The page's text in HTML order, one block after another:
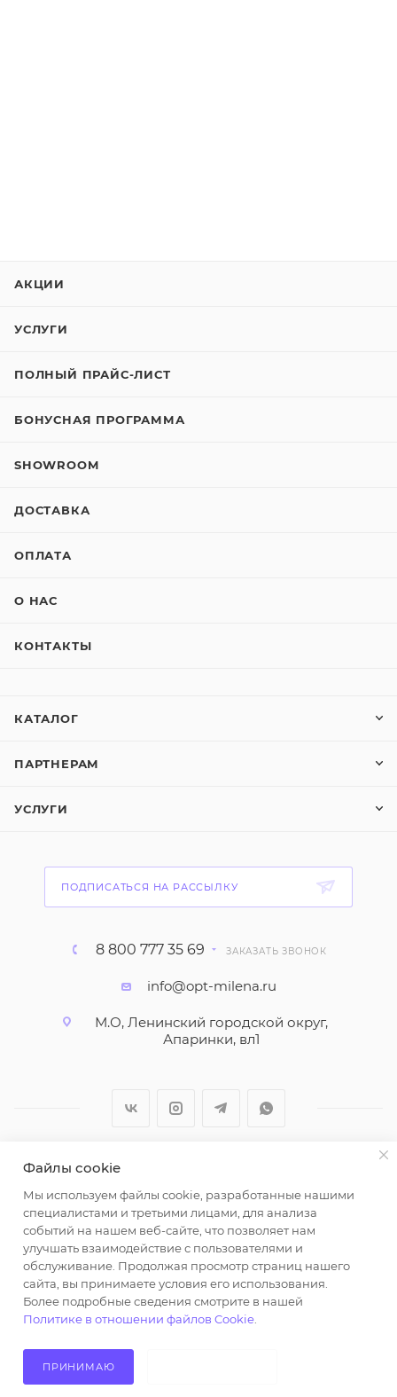
АКЦИИ
УСЛУГИ
ПОЛНЫЙ ПРАЙС-ЛИСТ
БОНУСНАЯ ПРОГРАММА
SHOWROOM
ДОСТАВКА
ОПЛАТА
О НАС
КОНТАКТЫ
КАТАЛОГ
ПАРТНЕРАМ
УСЛУГИ
ПОДПИСАТЬСЯ НА РАССЫЛКУ
8 800 777 35 69 ЗАКАЗАТЬ ЗВОНОК
info@opt-milena.ru
М.О, Ленинский городской округ,
Апаринки, вл1
2026 © ООО "Вайт Текстиль групп"
Любая информация на сайте носит справочный
характер и не является публичной офертой
определяемой положениями пункта 2 статьи 437
Гражданского кодекса Российской Федерации.
Использование любых материалов, опубликованных
на https://opt-milena.ru, допустимо только при
наличии письменного разрешения редакции и
активной ссылки на https://opt-milena.ru
Файлы cookie
Мы используем файлы cookie, разработанные нашими
специалистами и третьими лицами, для анализа
событий на нашем веб-сайте, что позволяет нам
улучшать взаимодействие с пользователями и
обслуживание. Продолжая просмотр страниц нашего
сайта, вы принимаете условия его использования.
Более подробные сведения смотрите в нашей
Политике в отношении файлов Cookie
ПРИНИМАЮ